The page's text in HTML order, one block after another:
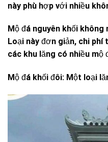
này phù hợp với nhiều
Mộ đá nguyên khối
Loại này đơn giản, chi
các khu lăng có nhiều mộ
Mộ đá khối đôi: Một loại